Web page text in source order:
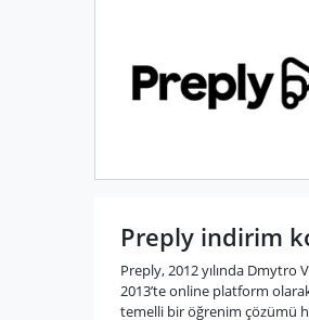
Preply indirim
Preply, 2012 yılında Dmytro
2013’te online platform
temelli bir öğrenim çözümü